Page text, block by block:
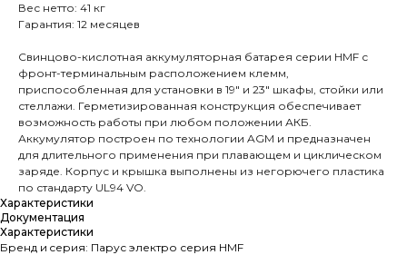
Вес нетто: 41 кг
Гарантия: 12 месяцев
Свинцово-кислотная аккумуляторная батарея серии HMF с
фронт-терминальным расположением клемм,
приспособленная для установки в 19" и 23" шкафы, стойки или
стеллажи. Герметизированная конструкция обеспечивает
возможность работы при любом положении АКБ.
Аккумулятор построен по технологии AGM и предназначен
для длительного применения при плавающем и циклическом
заряде. Корпус и крышка выполнены из негорючего пластика
по стандарту UL94 VO.
Характеристики
Документация
Характеристики
Бренд и cерия: Парус электро серия HMF